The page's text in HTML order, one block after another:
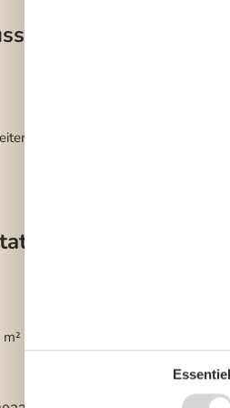
Gefriertruhe 41
Kaffeemaschine
202